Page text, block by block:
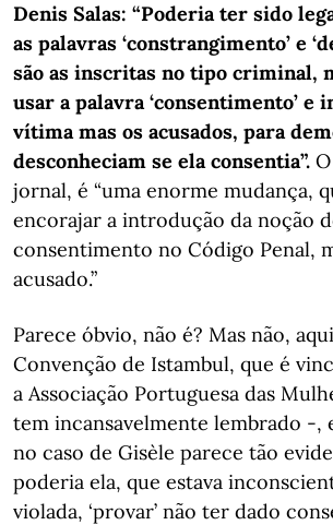
Denis Salas: “Poderia ter sido
as palavras ‘constrangimento’ e
são as inscritas no tipo criminal,
usar a palavra ‘consentimento’ e
vítima mas os acusados, para
desconheciam se ela consentia”.
jornal, é “uma enorme mudança,
encorajar a introdução da noção
consentimento no Código Penal,
acusado.”
Parece óbvio, não é? Mas não,
Convenção de Istambul, que é
a Associação Portuguesa das
tem incansavelmente lembrado -,
no caso de Gisèle parece tão
poderia ela, que estava
violada, ‘provar’ não ter dado